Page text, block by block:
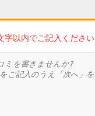
以内でご記入ください